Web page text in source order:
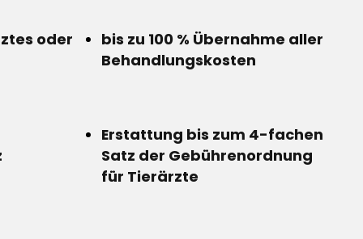
oder
bis zu 100 % Übernahme aller
Behandlungskosten
Erstattung bis zum 4-fachen
Satz der Gebührenordnung
für Tierärzte